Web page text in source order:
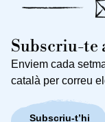
Subscriu-te
Enviem cada
català per correu
Subscriu-t’hi